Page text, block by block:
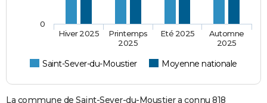
Saint-Sever-du-Moustier Moyenne nationale
Hiver 2025
Printemps
2025
Eté 2025
Automne
2025
0
La commune de Saint-Sever-du-Moustier a connu 818